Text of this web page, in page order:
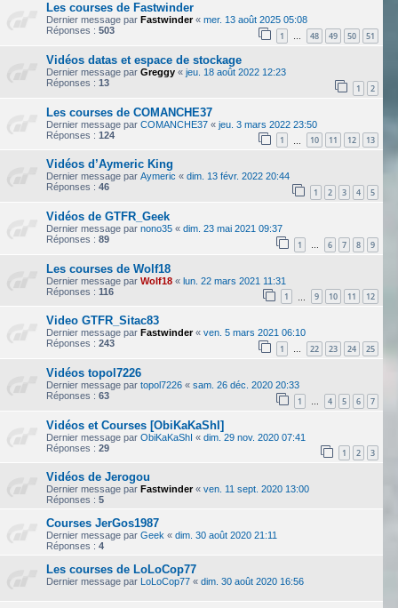
Les courses de Fastwinder
Dernier message par Fastwinder« mer. 13 août 2025 05:08
Réponses : 503 1 … 48 49 50 51
Vidéos datas et espace de stockage
Dernier message par Greggy « jeu. 18 août 2022 12:23
Réponses : 13 1 2
Les courses de COMANCHE37
Dernier message par COMANCHE37 « jeu. 3 mars 2022 23:50
Réponses : 124 1 10 11 12 13
Vidéos d’Aymeric King
Dernier message par Aymeric « dim. 13 févr. 2022 20:44
Réponses : 46 1 2 3 4 5
Vidéos de GTFR_Geek
Dernier message par nono35 « dim. 23 mai 2021 09:37
Réponses : 89 1 … 6 7 8 9
Les courses de Wolf18
Dernier message par Wolf18 « lun. 22 mars 2021 11:31
Réponses : 116 1 9 10 11 12
Video GTFR_Sitac83
Dernier message par Fastwinder« ven. 5 mars 2021 06:10
Réponses : 243 1 … 22 23 24 25
Vidéos topol7226
Dernier message par topol7226 « sam. 26 déc. 2020 20:33
Réponses : 63 1 4 5 6 7
Vidéos et Courses [ObiKaKaShI]
Dernier message par ObiKaKaShI « dim. 29 nov. 2020 07:41
Réponses : 29 1 2 3
Vidéos de Jerogou
Dernier message par Fastwinder« ven. 11 sept. 2020 13:00
Réponses : 5
Courses JerGos1987
Dernier message par Geek « dim. 30 août 2020 21:11
Réponses : 4
Les courses de LoLoCop77
Dernier message par LoLoCop77 « dim. 30 août 2020 16:56